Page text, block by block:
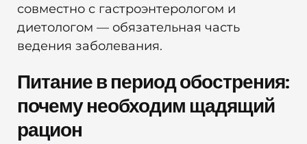
совместно с гастроэнтерологом и
диетологом — обязательная часть
ведения заболевания.
Питание в период обострения:
почему необходим щадящий
рацион